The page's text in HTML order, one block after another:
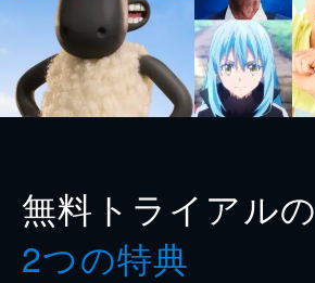
無料トライアルの
2つの特典